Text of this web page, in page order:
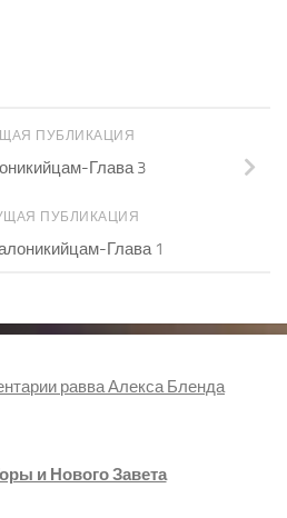
ПУБЛИКАЦИЯ
Глава 3
ПУБЛИКАЦИЯ
Глава 1
равва Алекса Бленда
и Нового Завета